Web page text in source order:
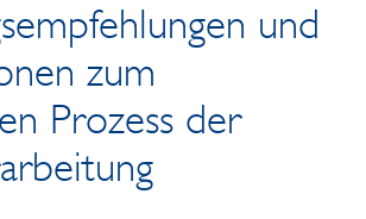
Datenmodell
und
zum
Prozess der